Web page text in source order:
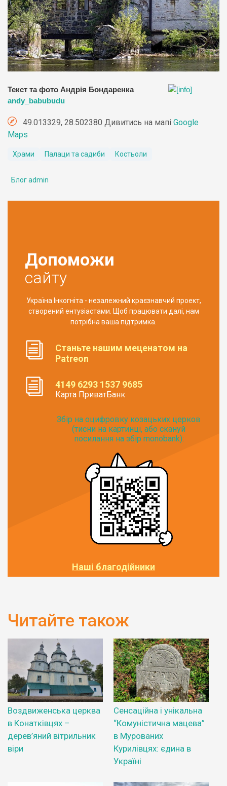
Текст та фото Андрія Бондаренка
andy_babubudu
49.013329, 28.502380 Дивитись на мапі Google
Maps
Храми Палаци та садиби Костьоли
Блог admin
Допоможи
сайту
Україна Інкогніта - незалежний краєзнавчий проект,
створений ентузіастами. Щоб працювати далі, нам
потрібна ваша підтримка.
Станьте нашим меценатом на
Patreon
4149 6293 1537 9685
Карта ПриватБанк
Збір на оцифровку козацьких церков
(тисни на картинці, або скануй
посилання на збір monobank):
Наші благодійники
Читайте також
Воздвиженська церква
в Конатківцях –
дерев’яний вітрильник
віри
Сенсаційна і унікальна
“Комуністична мацева”
в Мурованих
Курилівцях: єдина в
Україні